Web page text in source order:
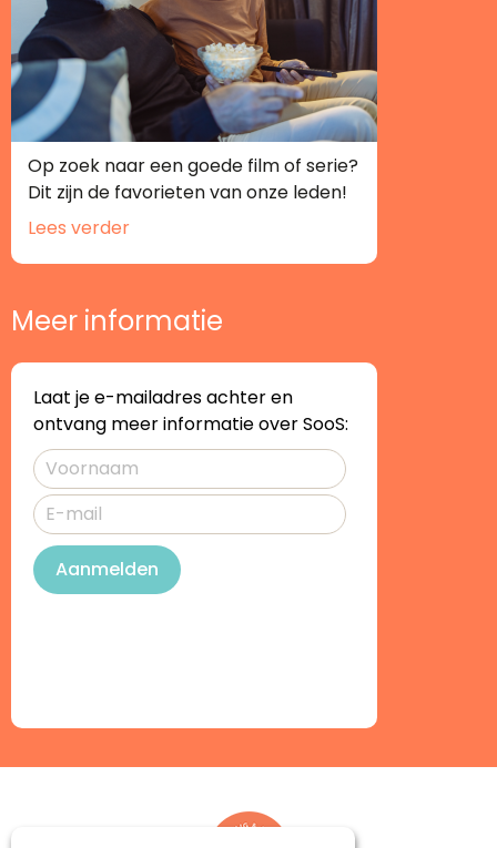
Op zoek naar een goede film of serie?
Dit zijn de favorieten van onze leden!
Lees verder
Meer informatie
Laat je e-mailadres achter en
ontvang meer informatie over SooS:
Aanmelden